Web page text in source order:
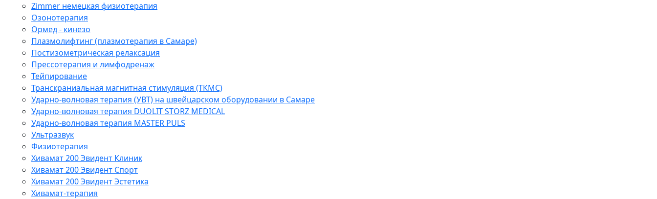
Zimmer немецкая физиотерапия
Озонотерапия
Ормед - кинезо
Плазмолифтинг (плазмотерапия в Самаре)
Постизометрическая релаксация
Прессотерапия и лимфодренаж
Тейпирование
Транскраниальная магнитная стимуляция (ТКМС)
Ударно-волновая терапия (УВТ) на швейцарском оборудовании в Самаре
Ударно-волновая терапия DUOLIT STORZ MEDICAL
Ударно-волновая терапия MASTER PULS
Ультразвук
Физиотерапия
Хивамат 200 Эвидент Клиник
Хивамат 200 Эвидент Спорт
Хивамат 200 Эвидент Эстетика
Хивамат-терапия